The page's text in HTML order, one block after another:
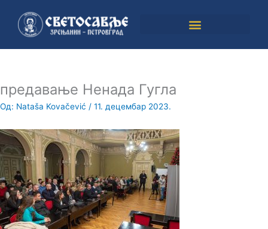
садржај
предавање Ненада Гугла
Од: Nataša Kovačević / 11. децембар 2023.